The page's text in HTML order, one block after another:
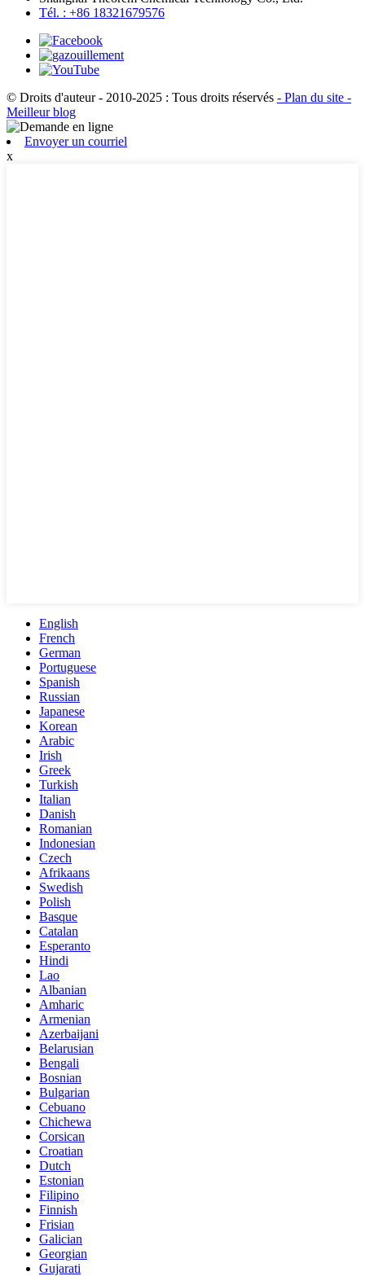
Tél. : +86 18321679576
© Droits d'auteur - 2010-2025 : Tous droits réservés - Plan du site -
Meilleur blog
Envoyer un courriel
x
English
French
German
Portuguese
Spanish
Russian
Japanese
Korean
Arabic
Irish
Greek
Turkish
Italian
Danish
Romanian
Indonesian
Czech
Afrikaans
Swedish
Polish
Basque
Catalan
Esperanto
Hindi
Lao
Albanian
Amharic
Armenian
Azerbaijani
Belarusian
Bengali
Bosnian
Bulgarian
Cebuano
Chichewa
Corsican
Croatian
Dutch
Estonian
Filipino
Finnish
Frisian
Galician
Georgian
Gujarati